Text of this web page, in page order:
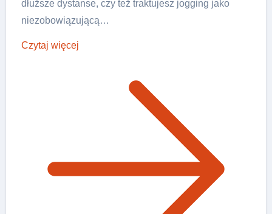
dłuższe dystanse, czy też traktujesz jogging jako
niezobowiązującą…
Czytaj więcej